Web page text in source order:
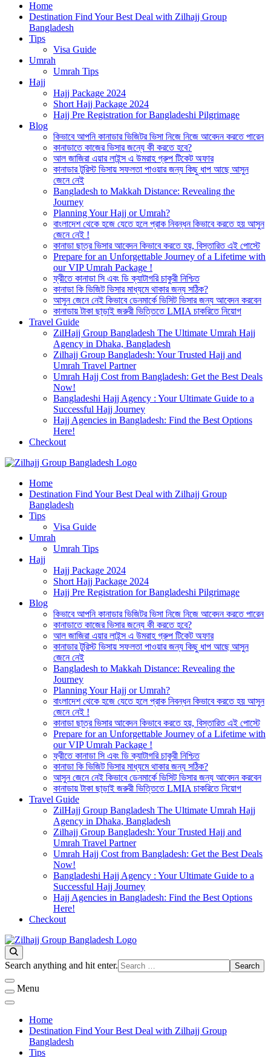
জিলহজ্জ গ্রুপ বাংলাদেশ
Best Hajj Umrah Travel Tour Agent in Bangladesh
Home
Destination Find Your Best Deal with Zilhajj Group
Bangladesh
Tips
Visa Guide
Umrah
Umrah Tips
Hajj
Hajj Package 2024
Short Hajj Package 2024
Hajj Pre Registration for Bangladeshi Pilgrimage
Blog
কিভাবে আপনি কানাডার ভিজিটর ভিসা নিজে নিজে আবেদন করতে পারেন
কানাডাতে কাজের ভিসার জন্যে কী করতে হবে?
আল জাজিরা এয়ার লাইন্স এ উমরাহ গ্রুপ টিকেট অফার
কানাডার টুরিস্ট ভিসায় সফলতা পাওয়ার জন্য কিছু ধাপ আছে আসুন
জেনে নেই
Bangladesh to Makkah Distance: Revealing the
Journey
Planning Your Hajj or Umrah?
বাংলাদেশ থেকে হজে যেতে হলে প্রাক নিবন্ধন কিভাবে করতে হয় আসুন
জেনে নেই !
কানাডা ছাত্র ভিসার আবেদন কিভাবে করতে হয়, বিস্তারিত এই পোস্টে
Prepare for an Unforgettable Journey of a Lifetime with
our VIP Umrah Package !
ফ্রীতে কানাডা সি এবং ডি ক্যাটাগরি চাকুরী নিশ্চিত
কানাডা কি ভিজিট ভিসার মাধ্যমে থাকার জন্য সঠিক?
আসুন জেনে নেই কিভাবে ডেনমার্কে ভিসিট ভিসার জন্য আবেদন করবেন
কানাডায় টাকা ছাড়াই জরুরী ভিত্তিতে LMIA চাকরিতে নিয়োগ
Travel Guide
ZilHajj Group Bangladesh The Ultimate Umrah Hajj
Agency in Dhaka, Bangladesh
Zilhajj Group Bangladesh: Your Trusted Hajj and
Umrah Travel Partner
Umrah Hajj Cost from Bangladesh: Get the Best Deals
Now!
Bangladeshi Hajj Agency : Your Ultimate Guide to a
Successful Hajj Journey
Hajj Agencies in Bangladesh: Find the Best Options
Here!
Checkout
জিলহজ্জ গ্রুপ বাংলাদেশ
Best Hajj Umrah Travel Tour Agent in Bangladesh
Home
Destination Find Your Best Deal with Zilhajj Group
Bangladesh
Tips
Visa Guide
Umrah
Umrah Tips
Hajj
Hajj Package 2024
Short Hajj Package 2024
Hajj Pre Registration for Bangladeshi Pilgrimage
Blog
কিভাবে আপনি কানাডার ভিজিটর ভিসা নিজে নিজে আবেদন করতে পারেন
কানাডাতে কাজের ভিসার জন্যে কী করতে হবে?
আল জাজিরা এয়ার লাইন্স এ উমরাহ গ্রুপ টিকেট অফার
কানাডার টুরিস্ট ভিসায় সফলতা পাওয়ার জন্য কিছু ধাপ আছে আসুন
জেনে নেই
Bangladesh to Makkah Distance: Revealing the
Journey
Planning Your Hajj or Umrah?
বাংলাদেশ থেকে হজে যেতে হলে প্রাক নিবন্ধন কিভাবে করতে হয় আসুন
জেনে নেই !
কানাডা ছাত্র ভিসার আবেদন কিভাবে করতে হয়, বিস্তারিত এই পোস্টে
Prepare for an Unforgettable Journey of a Lifetime with
our VIP Umrah Package !
ফ্রীতে কানাডা সি এবং ডি ক্যাটাগরি চাকুরী নিশ্চিত
কানাডা কি ভিজিট ভিসার মাধ্যমে থাকার জন্য সঠিক?
আসুন জেনে নেই কিভাবে ডেনমার্কে ভিসিট ভিসার জন্য আবেদন করবেন
কানাডায় টাকা ছাড়াই জরুরী ভিত্তিতে LMIA চাকরিতে নিয়োগ
Travel Guide
ZilHajj Group Bangladesh The Ultimate Umrah Hajj
Agency in Dhaka, Bangladesh
Zilhajj Group Bangladesh: Your Trusted Hajj and
Umrah Travel Partner
Umrah Hajj Cost from Bangladesh: Get the Best Deals
Now!
Bangladeshi Hajj Agency : Your Ultimate Guide to a
Successful Hajj Journey
Hajj Agencies in Bangladesh: Find the Best Options
Here!
Checkout
জিলহজ্জ গ্রুপ বাংলাদেশ
Best Hajj Umrah Travel Tour Agent in Bangladesh
Looking
Something?
Search anything and hit enter.
Menu
Home
Destination Find Your Best Deal with Zilhajj Group
Bangladesh
Tips